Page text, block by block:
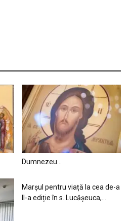
Dumnezeu…
Marșul pentru viață la cea de-a
II-a ediție în s. Lucășeuca,...